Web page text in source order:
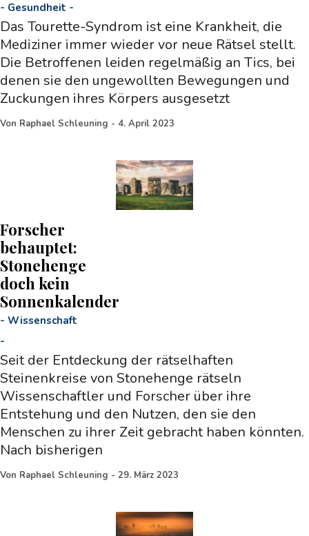
- Gesundheit -
Das Tourette-Syndrom ist eine Krankheit, die
Mediziner immer wieder vor neue Rätsel stellt.
Die Betroffenen leiden regelmäßig an Tics, bei
denen sie den ungewollten Bewegungen und
Zuckungen ihres Körpers ausgesetzt
Von Raphael Schleuning - 4. April 2023
Forscher
behauptet:
Stonehenge
doch kein
Sonnenkalender
- Wissenschaft
-
Seit der Entdeckung der rätselhaften
Steinenkreise von Stonehenge rätseln
Wissenschaftler und Forscher über ihre
Entstehung und den Nutzen, den sie den
Menschen zu ihrer Zeit gebracht haben könnten.
Nach bisherigen
Von Raphael Schleuning - 29. März 2023